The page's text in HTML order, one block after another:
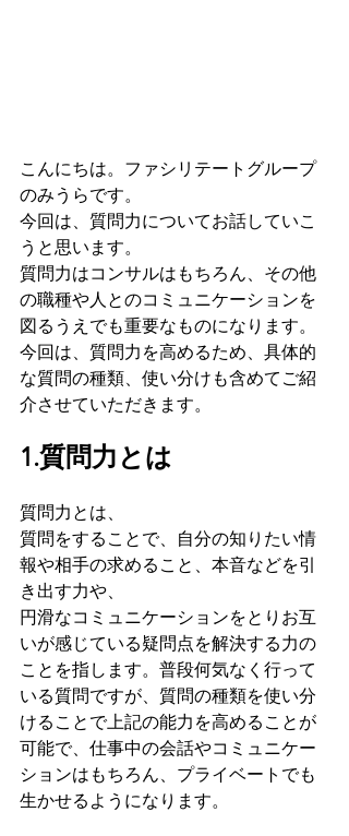
こんにちは。ファシリテートグループ
のみうらです。
今回は、質問力についてお話していこ
うと思います。
質問力はコンサルはもちろん、その他
の職種や人とのコミュニケーションを
図るうえでも重要なものになります。
今回は、質問力を高めるため、具体的
な質問の種類、使い分けも含めてご紹
介させていただきます。
1.質問力とは
質問力とは、
質問をすることで、自分の知りたい情
報や相手の求めること、本音などを引
き出す力や、
円滑なコミュニケーションをとりお互
いが感じている疑問点を解決する力の
ことを指します。普段何気なく行って
いる質問ですが、質問の種類を使い分
けることで上記の能力を高めることが
可能で、仕事中の会話やコミュニケー
ションはもちろん、プライベートでも
生かせるようになります。